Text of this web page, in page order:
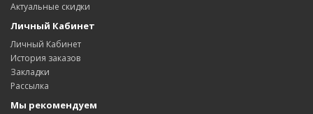
Актуальные скидки
Личный Кабинет
Личный Кабинет
История заказов
Закладки
Рассылка
Мы рекомендуем